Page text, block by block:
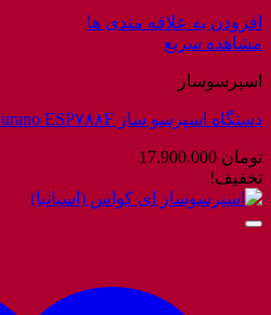
افزودن به علاقه مندی ها
مشاهده سریع
اسپرسوساز
دستگاه اسپرسو ساز Burano ESP۷۸۸F
تومان
تخفیف!